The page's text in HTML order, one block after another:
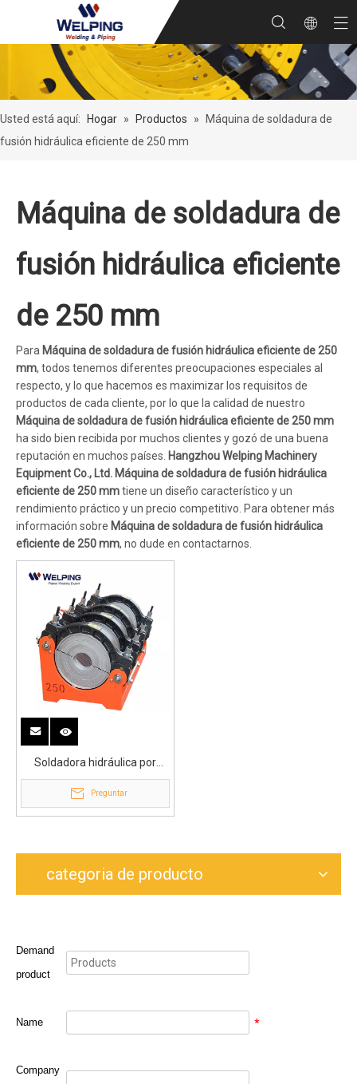
Usted está aquí: Hogar » Productos »
Máquina de soldadura de
fusión hidráulica eficiente de 250 mm
Máquina de soldadura de
fusión hidráulica eficiente
de 250 mm
Para Máquina de soldadura de fusión hidráulica eficiente de 250
mm, todos tenemos diferentes preocupaciones especiales al
respecto, y lo que hacemos es maximizar los requisitos de
productos de cada cliente, por lo que la calidad de nuestro
Máquina de soldadura de fusión hidráulica eficiente de 250 mm
ha sido bien recibida por muchos clientes y gozó de una buena
reputación en muchos países. Hangzhou Welping Machinery
Equipment Co., Ltd. Máquina de soldadura de fusión hidráulica
eficiente de 250 mmtiene un diseño característico y un
rendimiento práctico y un precio competitivo. Para obtener más
información sobre Máquina de soldadura de fusión hidráulica
eficiente de 250 mm, no dude en contactarnos.
Soldadora hidráulica por
fusión a tope del soldador
plástico eficiente de 250m m
Preguntar
categoria de producto
Demand
product
Name *
Company